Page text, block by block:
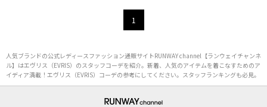
1
人気ブランドの公式レディースファッション通販サイトRUNWAY channel【ランウェイチャンネ
ル】はエヴリス（EVRIS）のスタッフコーデを紹介。新着、人気のアイテムを着こなすためのア
イディア満載！エヴリス（EVRIS）コーデの参考にしてください。スタッフランキングも必見。